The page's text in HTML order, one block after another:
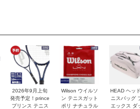
2026年9月上旬
発売予定！prince
プリンス テニス
Wilson ウイルソ
ン テニスガット
ポリ ナチュラル
HEAD ヘッ
ニスバッグ
エックス ダ